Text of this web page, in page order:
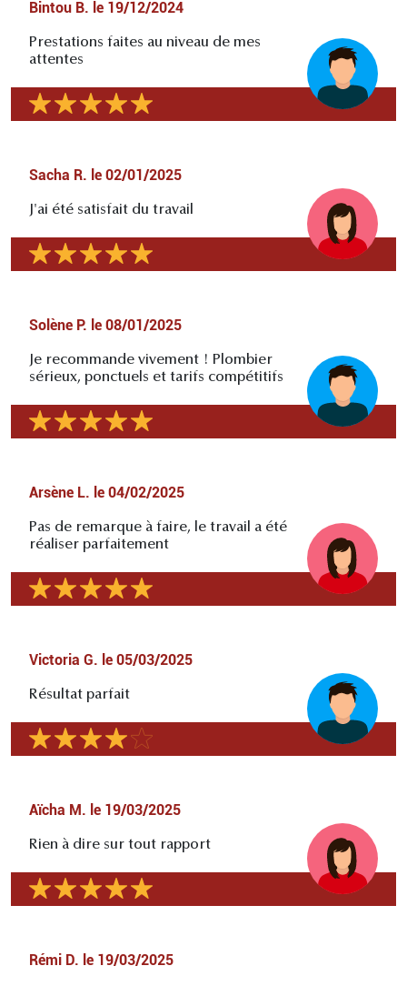
Bintou B. le 19/12/2024
Prestations faites au niveau de mes
attentes
Sacha R. le 02/01/2025
J'ai été satisfait du travail
Solène P. le 08/01/2025
Je recommande vivement ! Plombier
sérieux, ponctuels et tarifs compétitifs
Arsène L. le 04/02/2025
Pas de remarque à faire, le travail a été
réaliser parfaitement
Victoria G. le 05/03/2025
Résultat parfait
Aïcha M. le 19/03/2025
Rien à dire sur tout rapport
Rémi D. le 19/03/2025